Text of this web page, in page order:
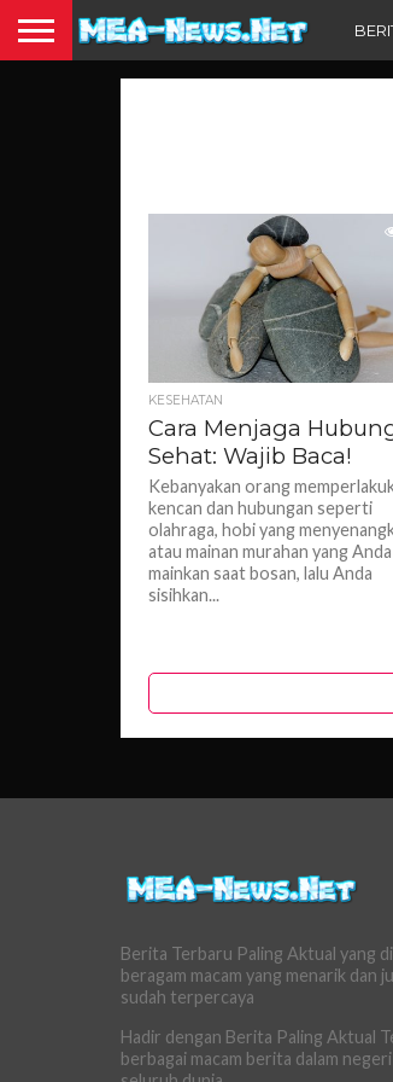
KESEHATAN
Cara Menjaga
Sehat: Wajib Baca!
Kebanyakan orang
kencan dan hubungan seperti
olahraga, hobi yang
atau mainan murahan yang Anda
mainkan saat bosan, lalu Anda
sisihkan...
Berita Terbaru Paling Aktual yang
beragam macam yang menarik dan
sudah terpercaya
Hadir dengan Berita Paling Aktual
berbagai macam berita dalam